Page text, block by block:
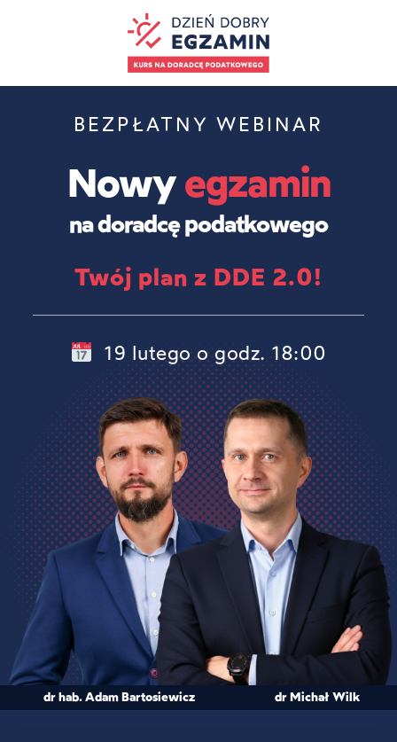
BEZPŁATNY WEBINAR
Nowyegzamin
na doradcę podatkowego
Twój plan z DDE 2.0!
19 lutego o godz. 18:00
dr hab. Adam Bartosiewicz dr Michał Wilk